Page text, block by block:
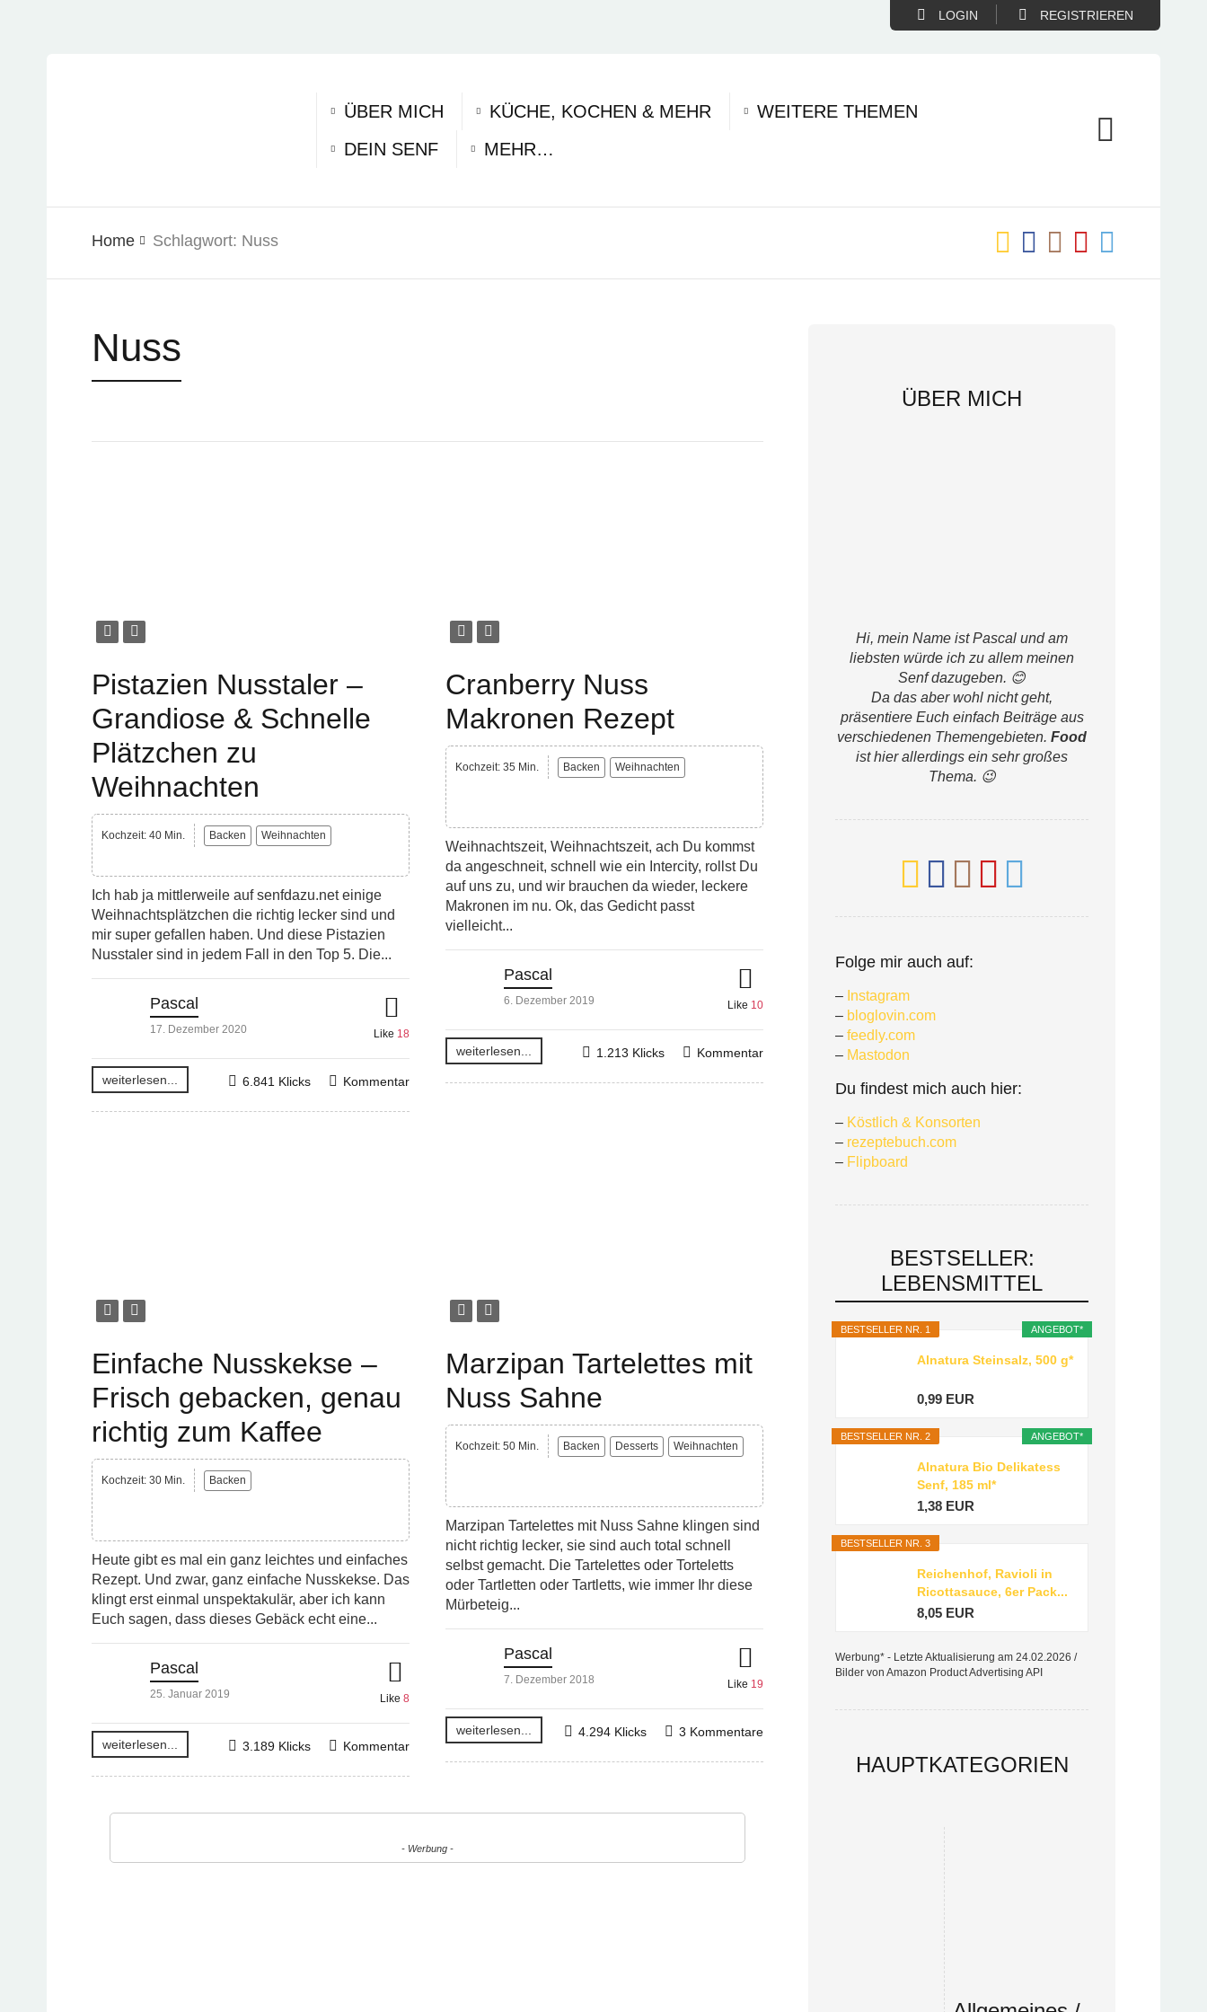
LOGIN REGISTRIEREN
ÜBER MICH KÜCHE, KOCHEN & MEHR
WEITERE THEMEN
DEIN SENF
MEHR…
Home Schlagwort: Nuss
Nuss
Pistazien Nusstaler –
Grandiose & Schnelle
Plätzchen zu
Weihnachten
Kochzeit: 40 Min. Backen Weihnachten
Ich hab ja mittlerweile auf senfdazu.net einige
Weihnachtsplätzchen die richtig lecker sind und
mir super gefallen haben. Und diese Pistazien
Nusstaler sind in jedem Fall in den Top 5. Die...
Pascal
17. Dezember 2020 Like 18
weiterlesen... Kommentar
6.841 Klicks
Cranberry Nuss
Makronen Rezept
Kochzeit: 35 Min. Backen Weihnachten
Weihnachtszeit, Weihnachtszeit, ach Du kommst
da angeschneit, schnell wie ein Intercity, rollst Du
auf uns zu, und wir brauchen da wieder, leckere
Makronen im nu. Ok, das Gedicht passt
vielleicht...
Pascal
6. Dezember 2019 Like 10
weiterlesen... Kommentar
1.213 Klicks
Einfache Nusskekse –
Frisch gebacken, genau
richtig zum Kaffee
Kochzeit: 30 Min. Backen
Heute gibt es mal ein ganz leichtes und einfaches
Rezept. Und zwar, ganz einfache Nusskekse. Das
klingt erst einmal unspektakulär, aber ich kann
Euch sagen, dass dieses Gebäck echt eine...
Pascal
25. Januar 2019 Like 8
weiterlesen... Kommentar
3.189 Klicks
Marzipan Tartelettes mit
Nuss Sahne
Kochzeit: 50 Min. Backen Desserts Weihnachten
Marzipan Tartelettes mit Nuss Sahne klingen sind
nicht richtig lecker, sie sind auch total schnell
selbst gemacht. Die Tartelettes oder Torteletts
oder Tartletten oder Tartletts, wie immer Ihr diese
Mürbeteig...
Pascal
7. Dezember 2018 Like 19
weiterlesen... 3 Kommentare
4.294 Klicks
- Werbung -
ÜBER MICH
Hi, mein Name ist Pascal und am
liebsten würde ich zu allem meinen
Senf dazugeben. 😊
Da das aber wohl nicht geht,
präsentiere Euch einfach Beiträge aus
verschiedenen Themengebieten. Food
ist hier allerdings ein sehr großes
Thema. 😉
Folge mir auch auf:
– Instagram
– bloglovin.com
– feedly.com
– Mastodon
Du findest mich auch hier:
– Köstlich & Konsorten
– rezeptebuch.com
– Flipboard
BESTSELLER:
LEBENSMITTEL
ANGEBOT*
BESTSELLER NR. 1
Alnatura Steinsalz, 500 g*
0,99 EUR
ANGEBOT*
BESTSELLER NR. 2
Alnatura Bio Delikatess
Senf, 185 ml*
1,38 EUR
BESTSELLER NR. 3
Reichenhof, Ravioli in
Ricottasauce, 6er Pack...
8,05 EUR
Werbung* - Letzte Aktualisierung am 24.02.2026 /
Bilder von Amazon Product Advertising API
HAUPTKATEGORIEN